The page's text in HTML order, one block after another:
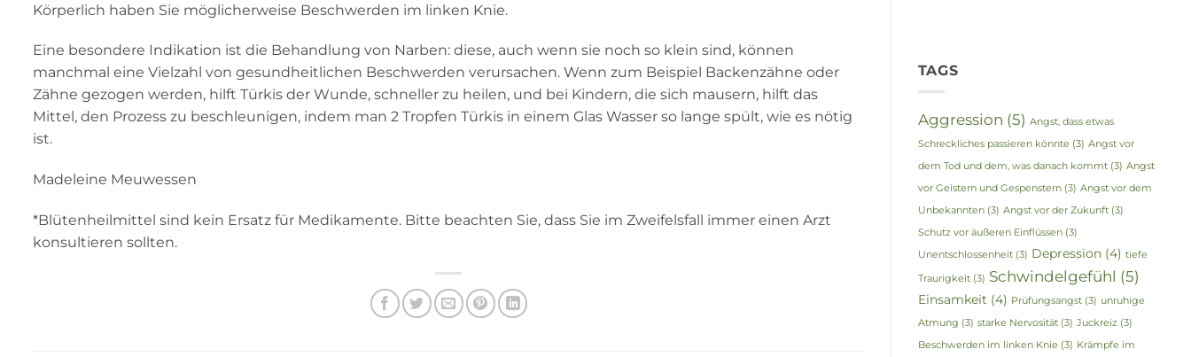
Körperlich haben Sie möglicherweise Beschwerden im linken Knie.
Eine besondere Indikation ist die Behandlung von Narben: diese, auch wenn sie noch so klein sind, können
manchmal eine Vielzahl von gesundheitlichen Beschwerden verursachen. Wenn zum Beispiel Backenzähne oder
Zähne gezogen werden, hilft Türkis der Wunde, schneller zu heilen, und bei Kindern, die sich mausern, hilft das
Mittel, den Prozess zu beschleunigen, indem man 2 Tropfen Türkis in einem Glas Wasser so lange spült, wie es nötig
ist.
Madeleine Meuwessen
*Blütenheilmittel sind kein Ersatz für Medikamente. Bitte beachten Sie, dass Sie im Zweifelsfall immer einen Arzt
konsultieren sollten.
TAGS
Aggression (5) Angst, dass etwas
Schreckliches passieren könnte (3) Angst vor
dem Tod und dem, was danach kommt(3) Angst
vor Geistern und Gespenstern(3) Angst vor dem
Unbekannten(3) Angst vor der Zukunft(3)
Schutz vor äußeren Einflüssen(3)
Unentschlossenheit(3) Depression(4) tiefe
Traurigkeit(3) Schwindelgefühl (5)
Einsamkeit (4) Prüfungsangst(3) unruhige
Atmung (3) starke Nervosität(3) Juckreiz (3)
Beschwerden im linken Knie (3) Krämpfe im